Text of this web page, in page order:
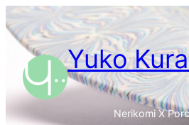
Yuko
Nerikomi X